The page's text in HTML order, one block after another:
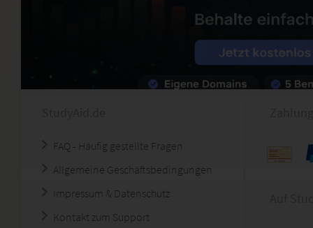
FAQ - Häufig gestellte Fragen
Allgemeine Geschäftsbedingungen
Impressum & Datenschutz
Kontakt zum Support